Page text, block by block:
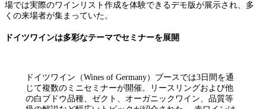
場では実際のワインリスト作成を体験できるデモ版が展示され、多
くの来場者が集まっていた。
ドイツワインは多彩なテーマでセミナーを展開
ドイツワイン（Wines of Germany）ブースでは3日間を通
じて複数のミニセミナーが開催。リースリングおよび他
の白ブドウ品種、ゼクト、オーガニックワイン、品質等